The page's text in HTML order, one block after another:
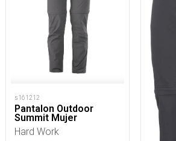
s161212
Pantalon Outdoor
Summit Mujer
Hard Work